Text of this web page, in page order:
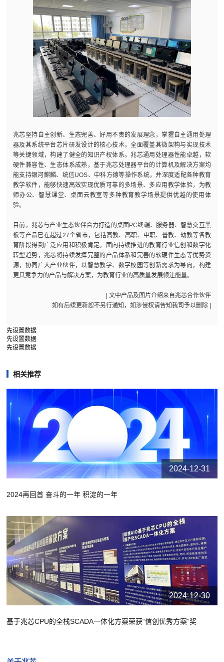
兆芯坚持自主创新、生态完善、好用不贵的发展理念，掌握自主通用处理
器及其系统平台芯片研发设计的核心技术，全面覆盖其微架构与实现技术
等关键领域，构建了健全的知识产权体系。兆芯通用处理器性能卓越，软
硬件兼容性、生态体系成熟，基于兆芯处理器平台的计算机及解决方案均
能支持银河麒麟、统信UOS、中科方德等操作系统，并深度适配各种教育
教学软件，能够快速高效实现优质可靠的多场景、多应用教学体验，为教
师办公、智慧课堂、桌面云教室等多种教育教学场景提供优越的使用体
验。
目前，兆芯与产业生态伙伴合力打造的桌面PC终端、服务器、智慧交互黑
板等产品已在超过27个省市，包括高教、高职、中职、普教、幼教等各教
育阶段得到广泛应用和积极肯定。面向持续推进的教育行业信创和数字化
转型趋势，兆芯将持续发挥完整的产品体系和完善的软硬件生态等优势资
源，协同广大产业伙伴，以智慧教学、数字校园等创新需求为导向，构建
更具竞争力的产品与解决方案，为教育行业的高质量发展倾注能量。
| 文中产品及图片介绍来自兆芯合作伙伴
如有后续更新恕不另行通知，如涉侵权请告知我司予以删除 |
先设置数据
先设置数据
先设置数据
相关推荐
2024-12-31
2024再回首 奋斗的一年 积淀的一年
2024-12-30
基于兆芯CPU的全栈SCADA一体化方案荣获“信创优秀方案”奖